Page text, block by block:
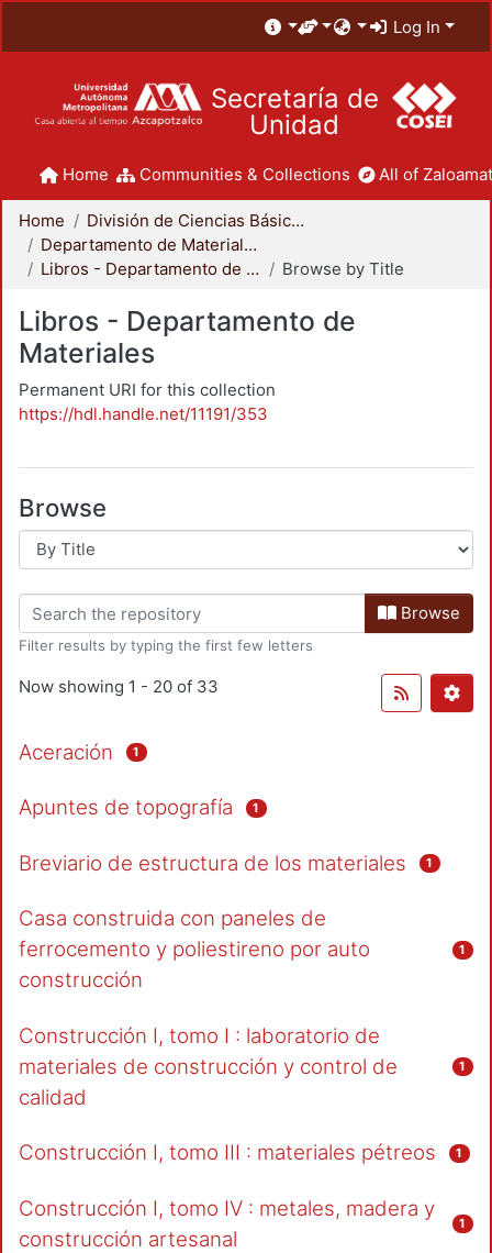
Log In
Secretaría de
Unidad
Home Communities & Collections All of
Home
División de Ciencias Básicas e Ingeniería
Departamento de Materiales
Libros - Departamento de Materiales
Browse by Title
Libros - Departamento de
Materiales
Permanent URI for this collection
https://hdl.handle.net/11191/353
Browse
Browse
Filter results by typing the first few letters
Now showing 1 - 20 of 33
Aceración 1
Apuntes de topografía 1
Breviario de estructura de los materiales 1
Casa construida con paneles de
ferrocemento y poliestireno por auto
construcción
1
Construcción I, tomo I : laboratorio de
materiales de construcción y control de
calidad
1
Construcción I, tomo III : materiales pétreos 1
Construcción I, tomo IV : metales, madera y
construcción artesanal
1